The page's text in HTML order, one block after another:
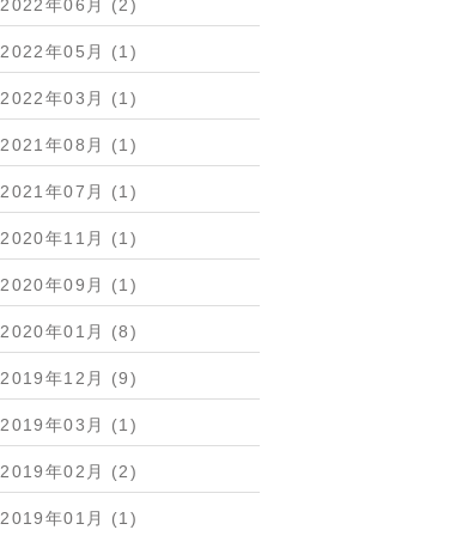
2022年06月 (2)
2022年05月 (1)
2022年03月 (1)
2021年08月 (1)
2021年07月 (1)
2020年11月 (1)
2020年09月 (1)
2020年01月 (8)
2019年12月 (9)
2019年03月 (1)
2019年02月 (2)
2019年01月 (1)